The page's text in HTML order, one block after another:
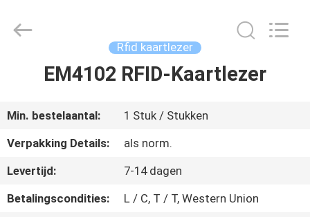
PRODUCTEN
ONGEVEER
Rights
Rfid kaartlezer
EM4102 RFID-Kaartlezer
Min. bestelaantal:
1 Stuk / Stukken
Verpakking Details:
als norm.
Levertijd:
7-14 dagen
Betalingscondities:
L / C, T / T, Western Union